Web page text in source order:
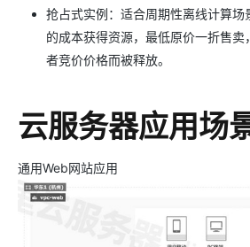
抢占式实例：适合周期性离线计算场
的成本获得资源，最低原价一折售
者竞价价格而被释放。
云服务器应用场
通用Web网站应用